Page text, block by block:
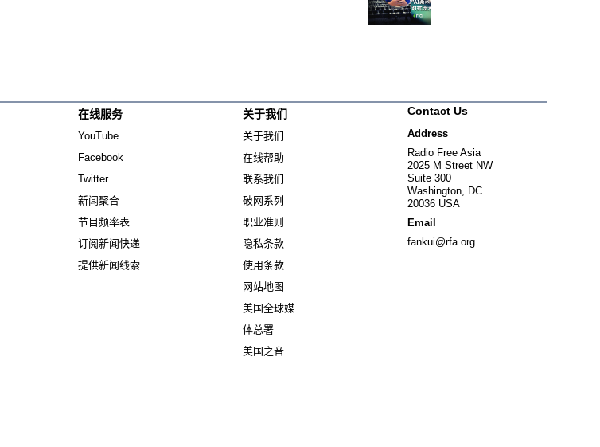
在线服务
YouTube
Facebook
Twitter
新闻聚合
节目频率表
订阅新闻快递
提供新闻线索
关于我们
关于我们
在线帮助
联系我们
破网系列
职业准则
隐私条款
使用条款
网站地图
美国全球媒
体总署
美国之音
Contact Us
Address
Radio Free Asia
2025 M Street NW
Suite 300
Washington, DC
20036 USA
Email
fankui@rfa.org